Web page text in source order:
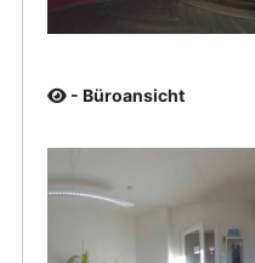
- Büroansicht